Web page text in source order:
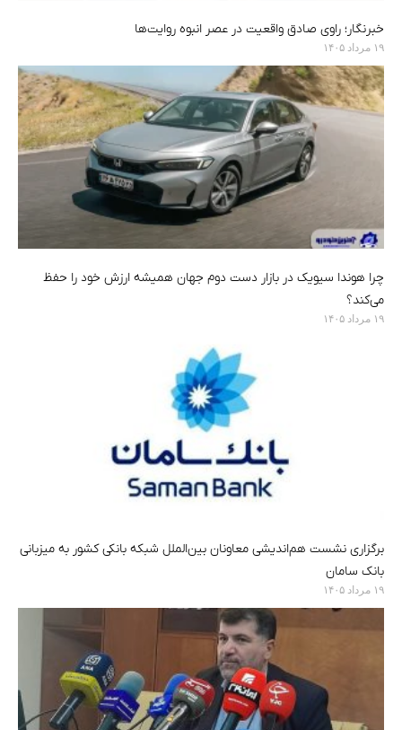
خبرنگار؛ راوی صادق واقعیت در عصر انبوه روایت‌ها
۱۹ مرداد ۱۴۰۵
چرا هوندا سیویک در بازار دست دوم جهان همیشه ارزش خود را حفظ
می‌کند؟
۱۹ مرداد ۱۴۰۵
برگزاری نشست هم‌اندیشی معاونان بین‌الملل شبکه بانکی کشور به میزبانی
بانک سامان
۱۹ مرداد ۱۴۰۵